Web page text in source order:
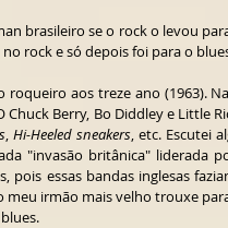
brasileiro se o rock o levou
rock e só depois foi para o
roqueiro aos treze ano (1963).
Berry, Bo Diddley e Little
, Hi-Heeled sneakers, etc. Escutei
"invasão britânica" liderada
essas bandas inglesas
irmão mais velho trouxe